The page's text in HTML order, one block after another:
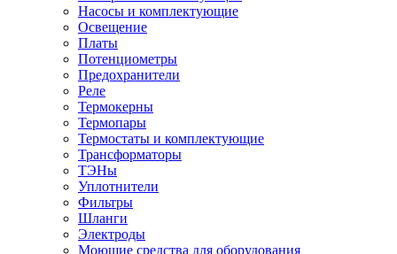
Насосы и комплектующие
Освещение
Платы
Потенциометры
Предохранители
Реле
Термокерны
Термопары
Термостаты и комплектующие
Трансформаторы
ТЭНы
Уплотнители
Фильтры
Шланги
Электроды
Моющие средства для оборудования